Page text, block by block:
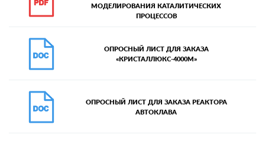
МОДЕЛИРОВАНИЯ КАТАЛИТИЧЕСКИХ
ПРОЦЕССОВ
ОПРОСНЫЙ ЛИСТ ДЛЯ ЗАКАЗА
«КРИСТАЛЛЮКС-4000М»
ОПРОСНЫЙ ЛИСТ ДЛЯ ЗАКАЗА РЕАКТОРА
АВТОКЛАВА